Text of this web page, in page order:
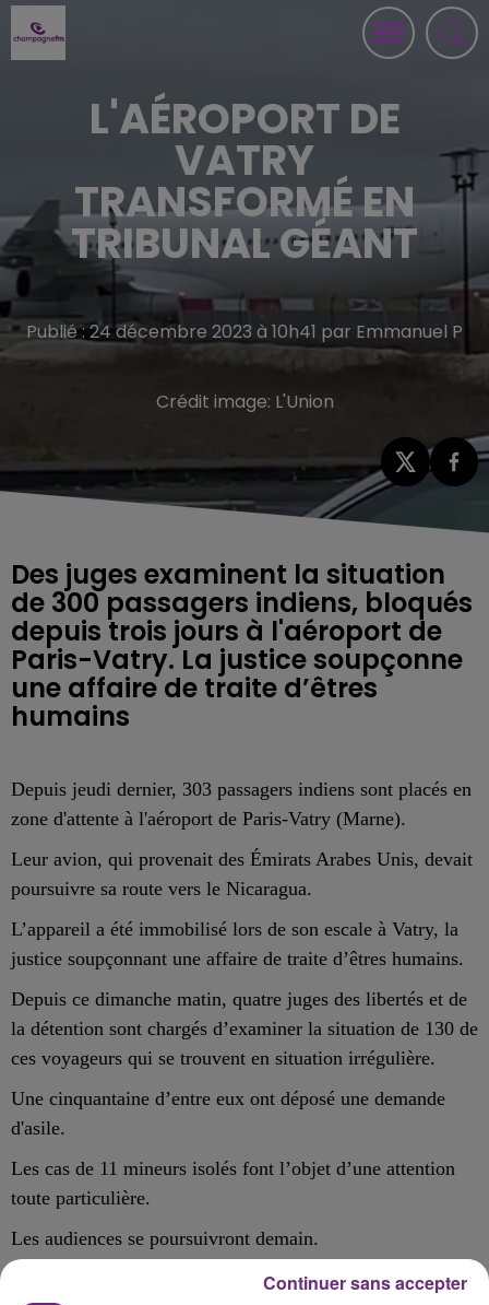
L'AÉROPORT DE
VATRY
TRANSFORMÉ EN
TRIBUNAL GÉANT
Publié : 24 décembre 2023 à 10h41 par Emmanuel P
Crédit image: L'Union
Des juges examinent la situation
de 300 passagers indiens, bloqués
depuis trois jours à l'aéroport de
Paris-Vatry. La justice soupçonne
une affaire de traite d’êtres
humains
Depuis jeudi dernier, 303 passagers indiens sont placés en
zone d'attente à l'aéroport de Paris-Vatry (Marne).
Leur avion, qui provenait des Émirats Arabes Unis, devait
poursuivre sa route vers le Nicaragua.
L’appareil a été immobilisé lors de son escale à Vatry, la
justice soupçonnant une affaire de traite d’êtres humains.
Depuis ce dimanche matin, quatre juges des libertés et de
la détention sont chargés d’examiner la situation de 130 de
ces voyageurs qui se trouvent en situation irrégulière.
Une cinquantaine d’entre eux ont déposé une demande
d'asile.
Les cas de 11 mineurs isolés font l’objet d’une attention
toute particulière.
Les audiences se poursuivront demain.
Continuer sans accepter